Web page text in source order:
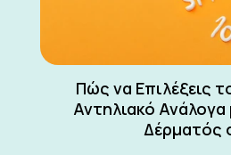
Πώς να Επιλέξεις
Αντηλιακό
Δέρματός